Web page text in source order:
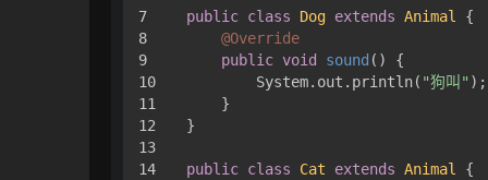
7
8
9
10
11
12
13
14
public class Dog extends Animal {
@Override
public void sound ()
{
        System.out.println(
"狗叫" );
    }
}
public class Cat extends Animal {